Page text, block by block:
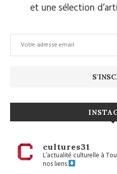
et une sélection
cultures31
L’actualité culturelle à
nos liens